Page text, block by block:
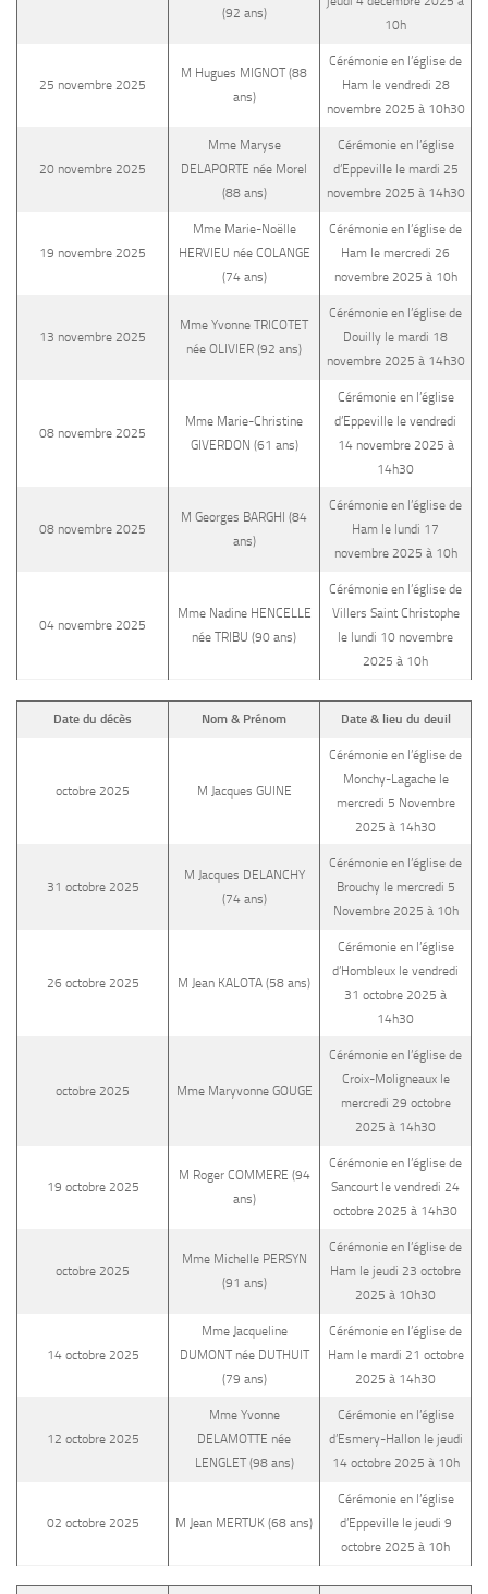
(92 ans)
10h
25 novembre 2025
M Hugues MIGNOT (88
ans)
Cérémonie en l’église de
Ham le vendredi 28
novembre 2025 à 10h30
20 novembre 2025
Mme Maryse
DELAPORTE née Morel
(88 ans)
Cérémonie en l’église
d’Eppeville le mardi 25
novembre 2025 à 14h30
19 novembre 2025
Mme Marie-Noëlle
HERVIEU née COLANGE
(74 ans)
Cérémonie en l’église de
Ham le mercredi 26
novembre 2025 à 10h
13 novembre 2025
Mme Yvonne TRICOTET
née OLIVIER (92 ans)
Cérémonie en l’église de
Douilly le mardi 18
novembre 2025 à 14h30
08 novembre 2025
Mme Marie-Christine
GIVERDON (61 ans)
Cérémonie en l’église
d’Eppeville le vendredi
14 novembre 2025 à
14h30
08 novembre 2025
M Georges BARGHI (84
ans)
Cérémonie en l’église de
Ham le lundi 17
novembre 2025 à 10h
04 novembre 2025
Mme Nadine HENCELLE
née TRIBU (90 ans)
Cérémonie en l’église de
Villers Saint Christophe
le lundi 10 novembre
2025 à 10h
Date du décès Nom & Prénom Date & lieu du deuil
octobre 2025 M Jacques GUINE
Cérémonie en l’église de
Monchy-Lagache le
mercredi 5 Novembre
2025 à 14h30
31 octobre 2025
M Jacques DELANCHY
(74 ans)
Cérémonie en l’église de
Brouchy le mercredi 5
Novembre 2025 à 10h
26 octobre 2025 M Jean KALOTA (58 ans)
Cérémonie en l’église
d’Hombleux le vendredi
31 octobre 2025 à
14h30
octobre 2025 Mme Maryvonne GOUGE
Cérémonie en l’église de
Croix-Moligneaux le
mercredi 29 octobre
2025 à 14h30
19 octobre 2025
M Roger COMMERE (94
ans)
Cérémonie en l’église de
Sancourt le vendredi 24
octobre 2025 à 14h30
octobre 2025
Mme Michelle PERSYN
(91 ans)
Cérémonie en l’église de
Ham le jeudi 23 octobre
2025 à 10h30
14 octobre 2025
Mme Jacqueline
DUMONT née DUTHUIT
(79 ans)
Cérémonie en l’église de
Ham le mardi 21 octobre
2025 à 14h30
12 octobre 2025
Mme Yvonne
DELAMOTTE née
LENGLET (98 ans)
Cérémonie en l’église
d’Esmery-Hallon le jeudi
14 octobre 2025 à 10h
02 octobre 2025 M Jean MERTUK (68 ans)
Cérémonie en l’église
d’Eppeville le jeudi 9
octobre 2025 à 10h